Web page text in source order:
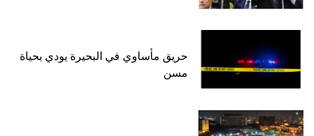
حريق مأساوي في البحيرة يودي بحياة
مسن